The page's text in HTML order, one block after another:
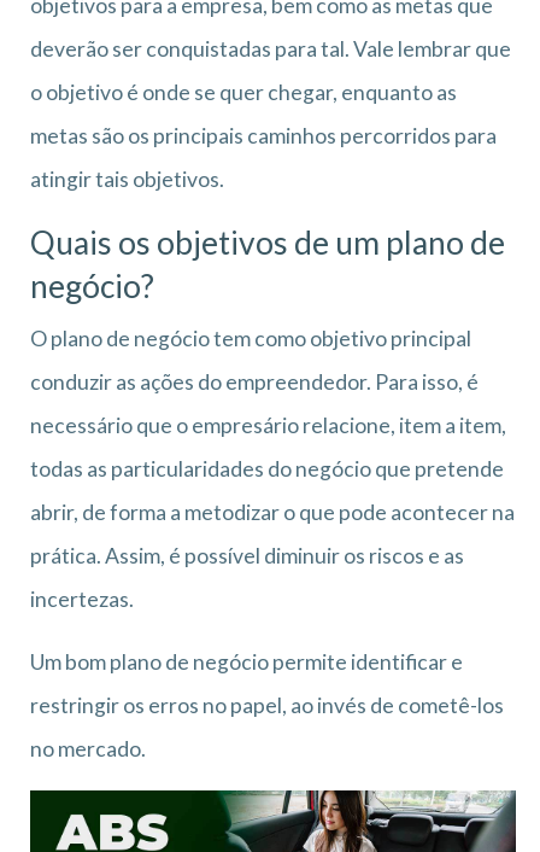
objetivos para a empresa, bem como as metas que
deverão ser conquistadas para tal. Vale lembrar que
o objetivo é onde se quer chegar, enquanto as
metas são os principais caminhos percorridos para
atingir tais objetivos.
Quais os objetivos de um plano de
negócio?
O plano de negócio tem como objetivo principal
conduzir as ações do empreendedor. Para isso, é
necessário que o empresário relacione, item a item,
todas as particularidades do negócio que pretende
abrir, de forma a metodizar o que pode acontecer na
prática. Assim, é possível diminuir os riscos e as
incertezas.
Um bom plano de negócio permite identificar e
restringir os erros no papel, ao invés de cometê-los
no mercado.